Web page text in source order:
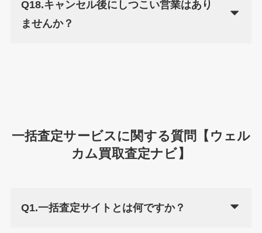
Q18.キャンセル後にしつこい営業はあり
ませんか？
一括査定サービスに関する質問【ウェル
カム買取査定ナビ】
Q1.一括査定サイトとは何ですか？